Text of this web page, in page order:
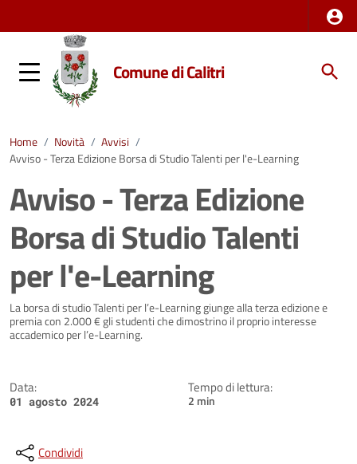
Comune di Calitri
Home / Novità / Avvisi /
Avviso - Terza Edizione Borsa di Studio Talenti per l'e-Learning
Avviso - Terza Edizione
Borsa di Studio Talenti
per l'e-Learning
Dettagli della notizia
La borsa di studio Talenti per l’e-Learning giunge alla terza edizione e
premia con 2.000 € gli studenti che dimostrino il proprio interesse
accademico per l’e-Learning.
Data:
01 agosto 2024
Tempo di lettura:
2 min
Condividi